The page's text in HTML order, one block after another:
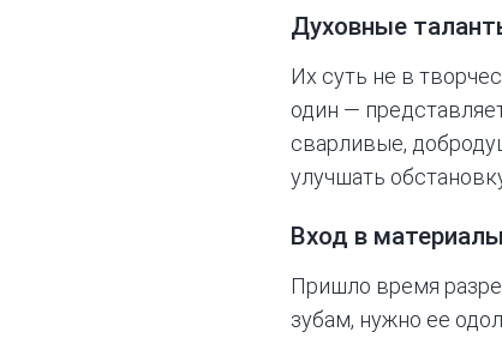
Духовные
Их суть не в
один —
сварливые,
улучшать
Вход в
Пришло время
зубам, нужно ее